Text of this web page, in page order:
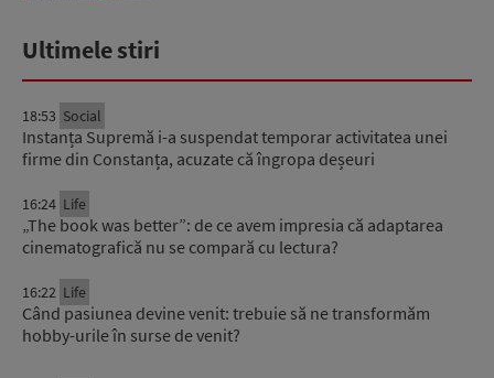
Ultimele stiri
18:53 Social
Instanța Supremă i-a suspendat temporar activitatea unei
firme din Constanța, acuzate că îngropa deșeuri
16:24 Life
„The book was better”: de ce avem impresia că adaptarea
cinematografică nu se compară cu lectura?
16:22 Life
Când pasiunea devine venit: trebuie să ne transformăm
hobby-urile în surse de venit?